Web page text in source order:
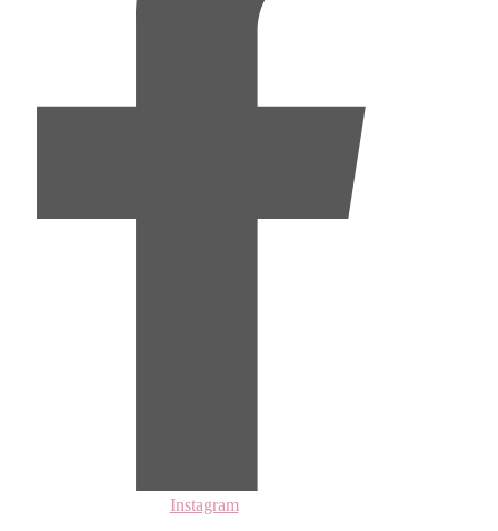
Instagram